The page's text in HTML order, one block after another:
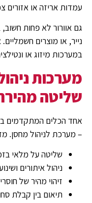
עמדות אריזה או אזורים
גם אוורור לא פחות
נייר, או מוצרים
במערכות מיזוג או
מערכות
שליטה
– מערכת לניהול מחסן.
שליטה על מלאי
ניהול איתורים
זיהוי מהיר של
תיאום בין קבלת